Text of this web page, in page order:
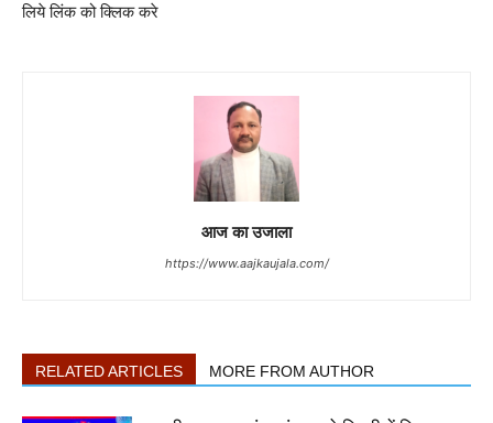
लिये लिंक को क्लिक करे
आज का उजाला
https://www.aajkaujala.com/
RELATED ARTICLES MORE FROM AUTHOR